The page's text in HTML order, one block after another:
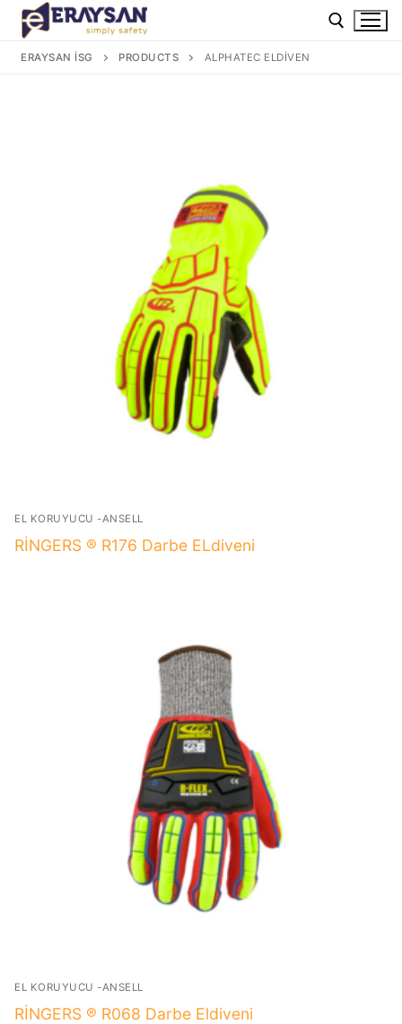
İçeriğe
atla
ERAYSAN İSG PRODUCTS ALPHATEC ELDIVEN
EL KORUYUCU -ANSELL
RİNGERS ® R176 Darbe ELdiveni
EL KORUYUCU -ANSELL
RİNGERS ® R068 Darbe Eldiveni